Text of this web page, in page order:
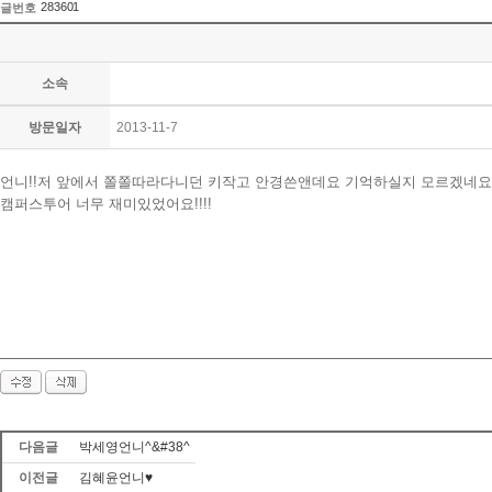
글번호 283601
소속
방문일자 2013-11-7
언니!!저 앞에서 쫄쫄따라다니던 키작고 안경쓴앤데요 기억하실지 모르겠네
캠퍼스투어 너무 재미있었어요!!!!
다음글
박세영언니^&#38^
이전글
김혜윤언니♥